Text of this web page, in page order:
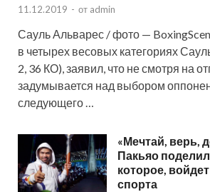
11.12.2019 - от admin
Сауль Альварес / фото —
в четырех весовых категориях
2, 36 КО), заявил, что не смотря на
задумывается над выбором
следующего …
«Мечтай, верь,
Пакьяо
которое,
спорта